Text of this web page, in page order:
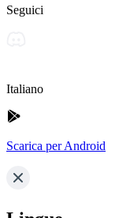
Seguici
Italiano
Scarica per Android